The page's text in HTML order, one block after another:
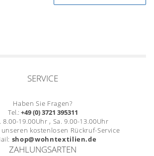
SERVICE
Haben Sie Fragen?
Tel.: +49 (0) 3721 395311
8.00-19.00Uhr , Sa. 9.00-13.00Uhr
unseren kostenlosen Rückruf-Service
shop@wohntextilien.de
ZAHLUNGSARTEN